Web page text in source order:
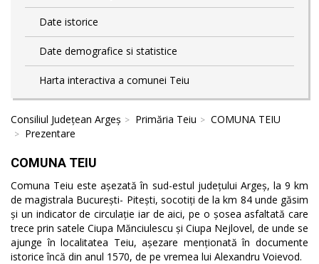
Date istorice
Date demografice si statistice
Harta interactiva a comunei Teiu
Consiliul Județean Argeș Primăria Teiu
COMUNA TEIU
Prezentare
COMUNA TEIU
Comuna Teiu este așezată în sud-estul județului Argeș, la 9 km
de magistrala București- Pitești, socotiți de la km 84 unde găsim
și un indicator de circulație iar de aici, pe o șosea asfaltată care
trece prin satele Ciupa Mănciulescu și Ciupa Nejlovel, de unde se
ajunge în localitatea Teiu, așezare menționată în documente
istorice încă din anul 1570, de pe vremea lui Alexandru Voievod.